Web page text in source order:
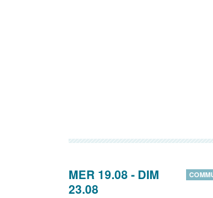
MER 19.08 - DIM
23.08